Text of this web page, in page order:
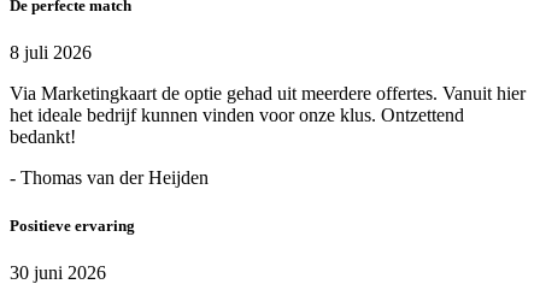
De perfecte match
8 juli 2026
Via Marketingkaart de optie gehad uit meerdere offertes. Vanuit hier
het ideale bedrijf kunnen vinden voor onze klus. Ontzettend
bedankt!
- Thomas van der Heijden
Positieve ervaring
30 juni 2026